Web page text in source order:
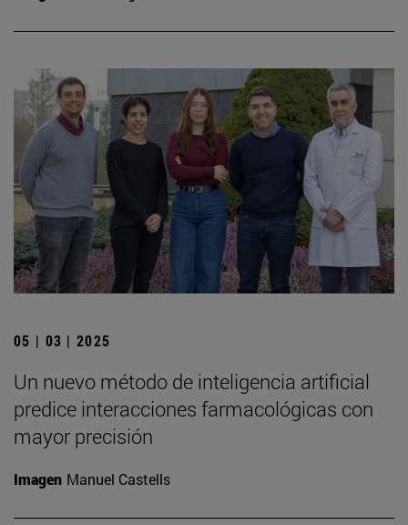
05 | 03 | 2025
Un nuevo método de inteligencia artificial
predice interacciones farmacológicas con
mayor precisión
Imagen Manuel Castells